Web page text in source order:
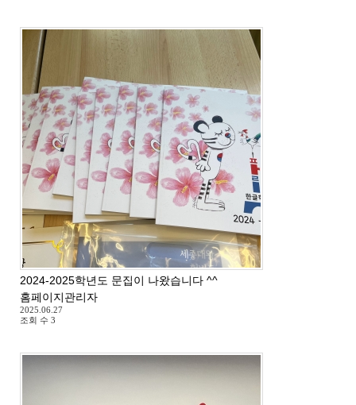
2024-2025학년도 문집이 나왔습니다 ^^
홈페이지관리자
2025.06.27
조회 수 3